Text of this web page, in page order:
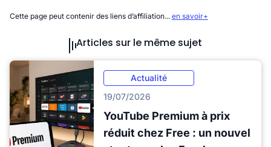
Cette page peut contenir des liens d’affiliation... en savoir+
Articles sur le même sujet
Actualité
19/07/2026
YouTube Premium à prix
réduit chez Free : un nouvel